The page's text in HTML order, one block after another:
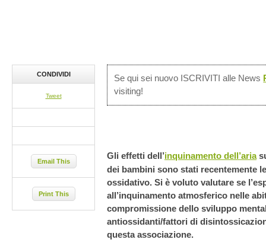
Se qui sei nuovo ISCRIVITI alle News
visiting!
Gli effetti dell’inquinamento dell’aria
dei bambini sono stati recentemente
ossidativo. Si è voluto valutare se
all’inquinamento atmosferico nelle
compromissione dello sviluppo
antiossidanti/fattori di
questa associazione.
CONDIVIDI
Tweet
Email This
Print This